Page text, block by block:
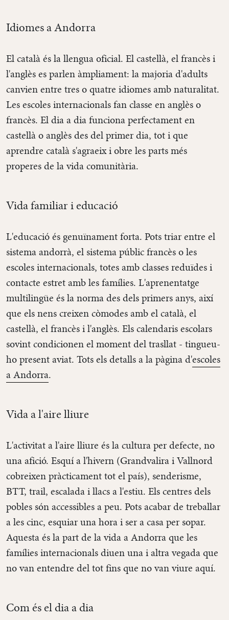
Idiomes a Andorra
El català és la llengua oficial. El castellà, el francès i
l'anglès es parlen àmpliament: la majoria d'adults
canvien entre tres o quatre idiomes amb naturalitat.
Les escoles internacionals fan classe en anglès o
francès. El dia a dia funciona perfectament en
castellà o anglès des del primer dia, tot i que
aprendre català s'agraeix i obre les parts més
properes de la vida comunitària.
Vida familiar i educació
L'educació és genuïnament forta. Pots triar entre el
sistema andorrà, el sistema públic francès o les
escoles internacionals, totes amb classes reduïdes i
contacte estret amb les famílies. L'aprenentatge
multilingüe és la norma des dels primers anys, així
que els nens creixen còmodes amb el català, el
castellà, el francès i l'anglès. Els calendaris escolars
sovint condicionen el moment del trasllat - tingueu-
ho present aviat. Tots els detalls a la pàgina d'escoles
a Andorra.
Vida a l'aire lliure
L'activitat a l'aire lliure és la cultura per defecte, no
una afició. Esquí a l'hivern (Grandvalira i Vallnord
cobreixen pràcticament tot el país), senderisme,
BTT, trail, escalada i llacs a l'estiu. Els centres dels
pobles són accessibles a peu. Pots acabar de treballar
a les cinc, esquiar una hora i ser a casa per sopar.
Aquesta és la part de la vida a Andorra que les
famílies internacionals diuen una i altra vegada que
no van entendre del tot fins que no van viure aquí.
Com és el dia a dia